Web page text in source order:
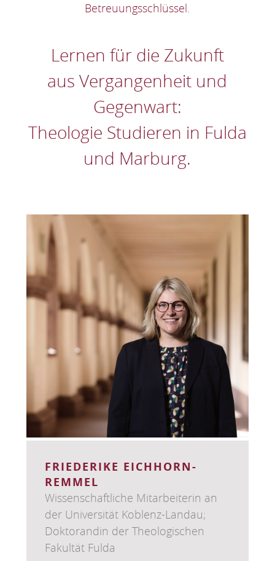
Betreuungsschlüssel.
Lernen für die Zukunft
aus Vergangenheit und
Gegenwart:
Theologie Studieren in Fulda
und Marburg.
FRIEDERIKE EICHHORN-
REMMEL
Wissenschaftliche Mitarbeiterin an
der Universität Koblenz-Landau;
Doktorandin der Theologischen
Fakultät Fulda